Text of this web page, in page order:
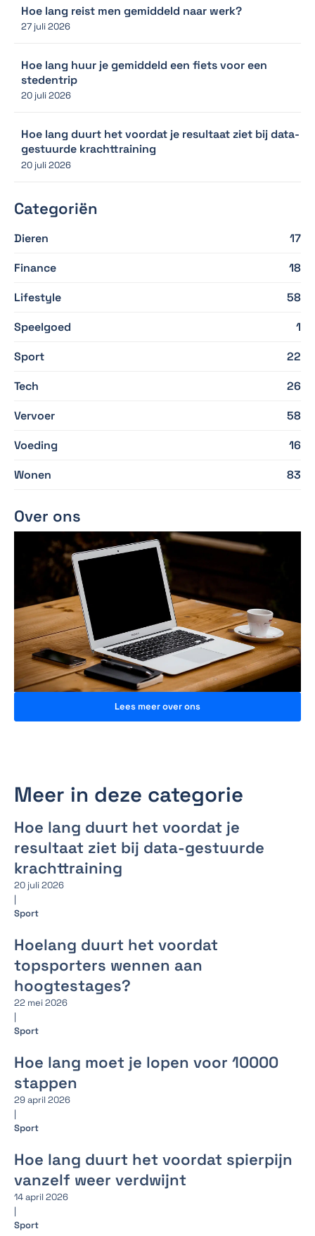
Hoe lang reist men gemiddeld naar werk?
27 juli 2026
Hoe lang huur je gemiddeld een fiets voor een
stedentrip
20 juli 2026
Hoe lang duurt het voordat je resultaat ziet bij data-
gestuurde krachttraining
20 juli 2026
Categoriën
Dieren
17
Finance
18
Lifestyle
58
Speelgoed
1
Sport
22
Tech
26
Vervoer
58
Voeding
16
Wonen
83
Over ons
Lees meer over ons
Meer in deze categorie
Hoe lang duurt het voordat je
resultaat ziet bij data-gestuurde
krachttraining
20 juli 2026
|
Sport
Hoelang duurt het voordat
topsporters wennen aan
hoogtestages?
22 mei 2026
|
Sport
Hoe lang moet je lopen voor 10000
stappen
29 april 2026
|
Sport
Hoe lang duurt het voordat spierpijn
vanzelf weer verdwijnt
14 april 2026
|
Sport